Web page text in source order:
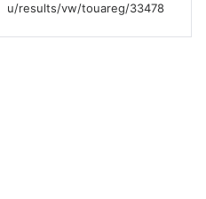
u/results/vw/touareg/33478